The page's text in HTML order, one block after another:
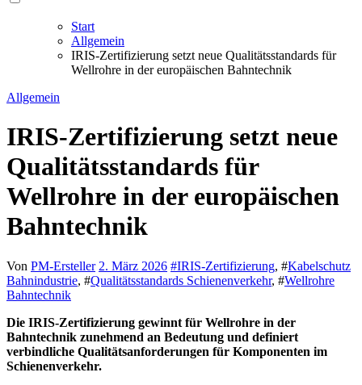
Start
Allgemein
IRIS-Zertifizierung setzt neue Qualitätsstandards für
Wellrohre in der europäischen Bahntechnik
Allgemein
IRIS-Zertifizierung setzt neue
Qualitätsstandards für
Wellrohre in der europäischen
Bahntechnik
Von PM-Ersteller 2. März 2026 #IRIS-Zertifizierung, #Kabelschutz
Bahnindustrie, #Qualitätsstandards Schienenverkehr, #Wellrohre
Bahntechnik
Die IRIS-Zertifizierung gewinnt für Wellrohre in der
Bahntechnik zunehmend an Bedeutung und definiert
verbindliche Qualitätsanforderungen für Komponenten im
Schienenverkehr.